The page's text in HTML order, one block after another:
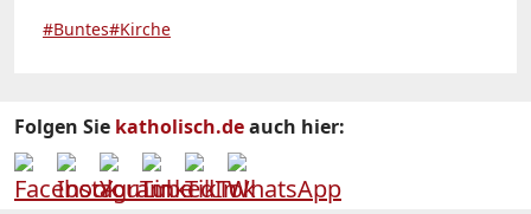
#Buntes#Kirche
Folgen Sie katholisch.deauch hier: